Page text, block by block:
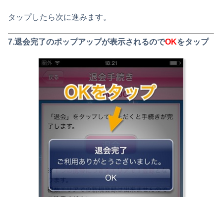
タップしたら次に進みます。
7.退会完了のポップアップが表示されるのでOKをタップ